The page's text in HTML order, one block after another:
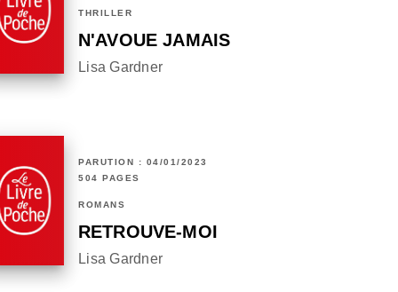
THRILLER
N'AVOUE JAMAIS
Lisa Gardner
PARUTION : 04/01/2023
504 PAGES
ROMANS
RETROUVE-MOI
Lisa Gardner